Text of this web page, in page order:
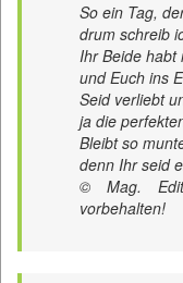
So ein Tag,
drum schreib
Ihr Beide habt
und Euch ins
Seid verliebt
ja die
Bleibt so
denn Ihr seid
© Mag.
vorbehalten!